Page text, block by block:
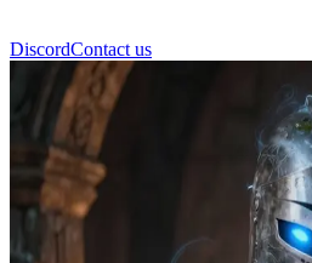
DiscordContact us